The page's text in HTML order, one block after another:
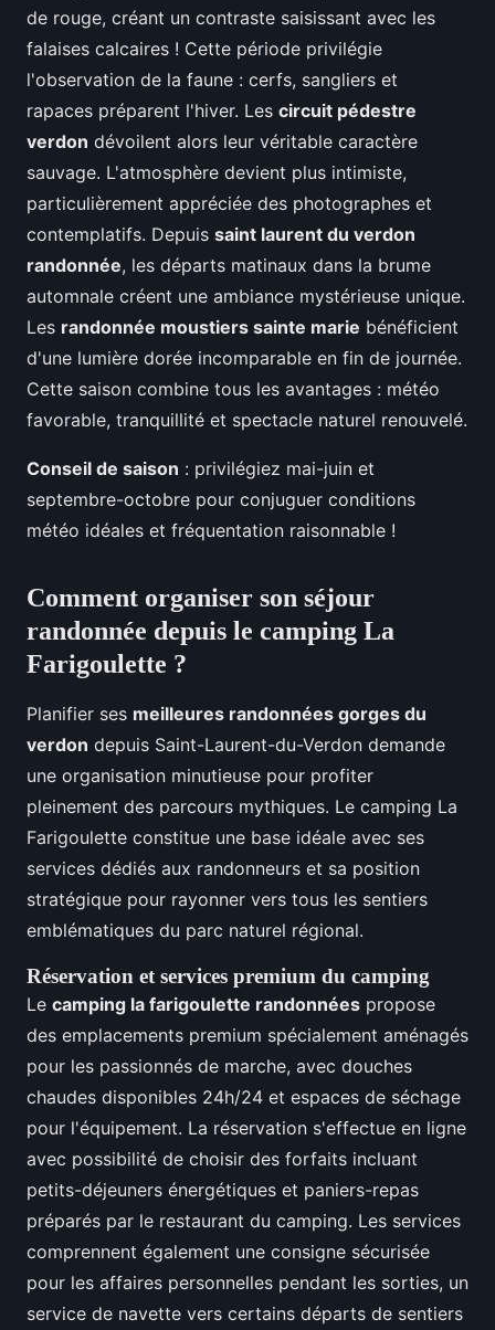
de rouge, créant un contraste saisissant avec les
falaises calcaires ! Cette période privilégie
l'observation de la faune : cerfs, sangliers et
rapaces préparent l'hiver. Les circuit pédestre
verdon dévoilent alors leur véritable caractère
sauvage. L'atmosphère devient plus intimiste,
particulièrement appréciée des photographes et
contemplatifs. Depuis saint laurent du verdon
randonnée, les départs matinaux dans la brume
automnale créent une ambiance mystérieuse unique.
Les randonnée moustiers sainte marie bénéficient
d'une lumière dorée incomparable en fin de journée.
Cette saison combine tous les avantages : météo
favorable, tranquillité et spectacle naturel renouvelé.
Conseil de saison : privilégiez mai-juin et
septembre-octobre pour conjuguer conditions
météo idéales et fréquentation raisonnable !
Comment organiser son séjour
randonnée depuis le camping La
Farigoulette ?
Planifier ses meilleures randonnées gorges du
verdon depuis Saint-Laurent-du-Verdon demande
une organisation minutieuse pour profiter
pleinement des parcours mythiques. Le camping La
Farigoulette constitue une base idéale avec ses
services dédiés aux randonneurs et sa position
stratégique pour rayonner vers tous les sentiers
emblématiques du parc naturel régional.
Réservation et services premium du camping
Le camping la farigoulette randonnées propose
des emplacements premium spécialement aménagés
pour les passionnés de marche, avec douches
chaudes disponibles 24h/24 et espaces de séchage
pour l'équipement. La réservation s'effectue en ligne
avec possibilité de choisir des forfaits incluant
petits-déjeuners énergétiques et paniers-repas
préparés par le restaurant du camping. Les services
comprennent également une consigne sécurisée
pour les affaires personnelles pendant les sorties, un
service de navette vers certains départs de sentiers